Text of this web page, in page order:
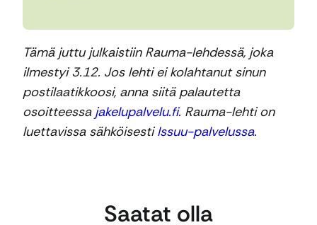
Tämä juttu julkaistiin Rauma-lehdessä, joka
ilmestyi 3.12. Jos lehti ei kolahtanut sinun
postilaatikkoosi, anna siitä palautetta
osoitteessa jakelupalvelu.fi. Rauma-lehti on
luettavissa sähköisestiIssuu-palvelussa.
Saatat olla